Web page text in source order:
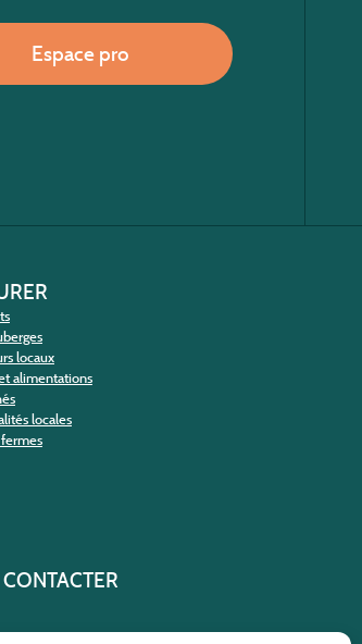
Espace pro
locaux
alimentations
locales